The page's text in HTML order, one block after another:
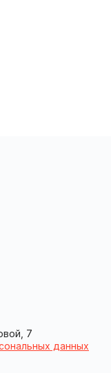
7
данных